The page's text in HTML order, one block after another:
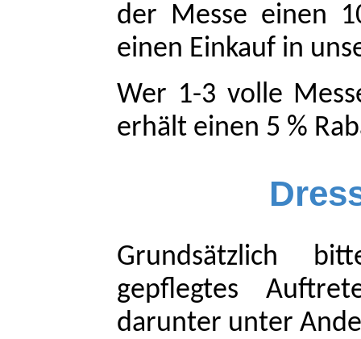
der Messe einen
einen Einkauf in
Wer 1-3 volle
erhält einen 5 %
Grundsätzlich
gepflegtes
darunter unter